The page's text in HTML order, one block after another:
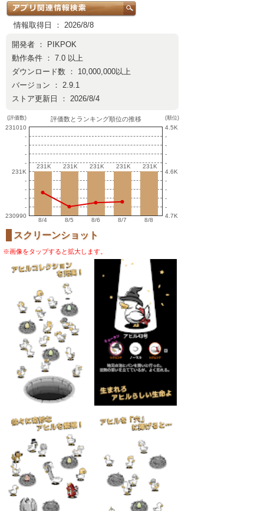
情報取得日 ： 2026/8/8
開発者 ：
PIKPOK
動作条件 ： 7.0 以上
ダウンロード数 ： 10,000,000以上
バージョン ： 2.9.1
ストア更新日 ： 2026/8/4
(評価数)
231010
-
-
-
-
231K
-
-
-
-
230990
評価数とランキング順位の推移
231K
231K 231K
231K 231K
231K 231K
231K 231K
231K
8/4 8/5 8/6 8/7 8/8
(順位)
4.5K
-
-
-
-
4.6K
-
-
-
-
4.7K
スクリーンショット
※画像をタップすると拡大します。